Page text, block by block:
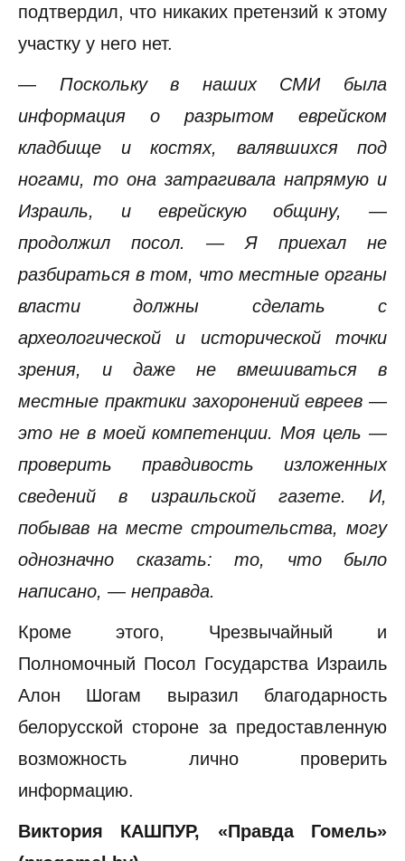
подтвердил, что никаких претензий к этому
участку у него нет.
— Поскольку в наших СМИ была
информация о разрытом еврейском
кладбище и костях, валявшихся под
ногами, то она затрагивала напрямую и
Израиль, и еврейскую общину, —
продолжил посол. — Я приехал не
разбираться в том, что местные органы
власти должны сделать с
археологической и исторической точки
зрения, и даже не вмешиваться в
местные практики захоронений евреев —
это не в моей компетенции. Моя цель —
проверить правдивость изложенных
сведений в израильской газете. И,
побывав на месте строительства, могу
однозначно сказать: то, что было
написано, — неправда.
Кроме этого, Чрезвычайный и
Полномочный Посол Государства Израиль
Алон Шогам выразил благодарность
белорусской стороне за предоставленную
возможность лично проверить
информацию.
Виктория КАШПУР, «Правда Гомель»